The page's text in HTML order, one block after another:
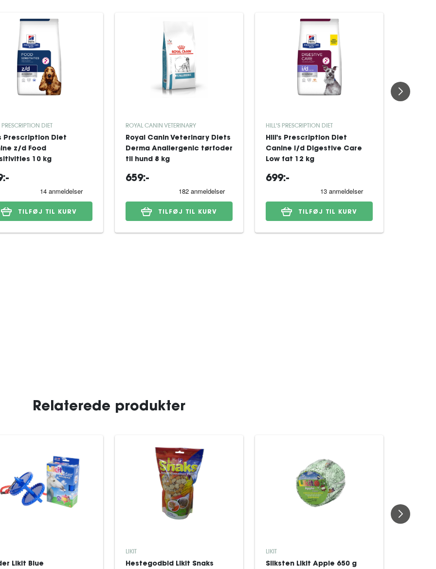
PRESCRIPTION DIET
Prescription Diet
z/d Food
10 kg
TILFØJ TIL KURV
ROYAL CANIN VETERINARY
Royal Canin Veterinary Diets
Derma Anallergenic tørfoder
til hund 8 kg
659:-
TILFØJ TIL KURV
HILL'S PRESCRIPTION DIET
Hill's Prescription Diet
Canine i/d Digestive Care
Low fat 12 kg
699:-
TILFØJ TIL KURV
Relaterede produkter
Likit Blue
LIKIT
Hestegodbid Likit Snaks
LIKIT
Sliksten Likit Apple 650 g